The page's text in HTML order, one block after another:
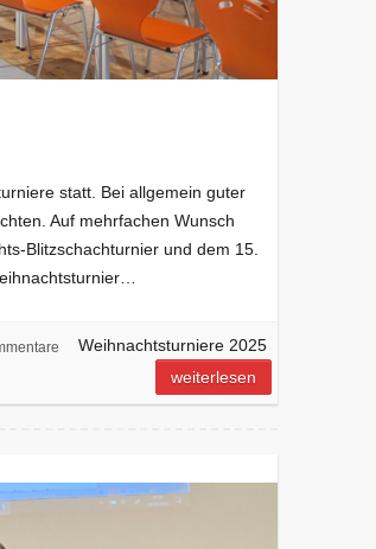
statt. Bei allgemein guter
Auf mehrfachen Wunsch
Blitzschachturnier und dem 15.
Weihnachtsturniere 2025
weiterlesen